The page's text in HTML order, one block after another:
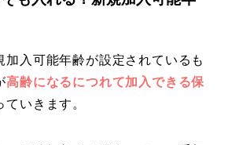
加入可能年齢が設定されているも
高齢になるにつれて加入できる保
ていきます。